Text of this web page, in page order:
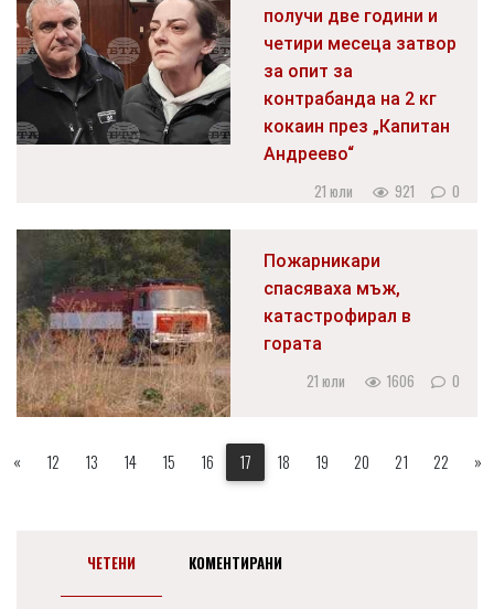
получи две години и
четири месеца затвор
за опит за
контрабанда на 2 кг
кокаин през „Капитан
Андреево“
21 юли 921 0
Пожарникари
спасяваха мъж,
катастрофирал в
гората
21 юли 1606 0
« 12 13 14 15 16 17 18 19 20 21 22 »
ЧЕТЕНИ КОМЕНТИРАНИ